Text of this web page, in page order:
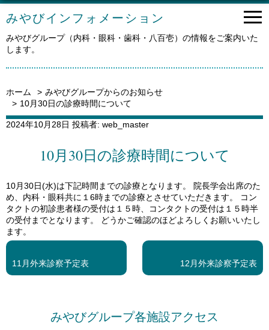
みやびインフォメーション
みやびグループ（内科・眼科・歯科・八百壱）の情報をご案内いた
します。
ホーム
みやびグループからのお知らせ
10月30日の診療時間について
投
2024年10月28日 投稿者: web_master
10月30日の診療時間について
10月30日(水)は下記時間までの診療となります。 院長学会出席のた
め、内科・眼科共に１6時までの診療とさせていただきます。 コン
タクトの初診患者様の受付は１５時、コンタクトの受付は１５時半
の受付までとなります。 どうかご確認のほどよろしくお願いいたし
ます。
前
の
11月外来診察予定表
の
投
12月外来診察予定表
みやびグループ各施設アクセス